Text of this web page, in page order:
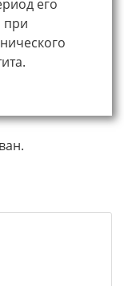
его
при